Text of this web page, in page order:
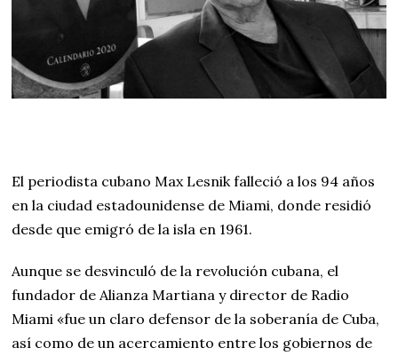
El periodista cubano Max Lesnik falleció a los 94 años
en la ciudad estadounidense de Miami, donde residió
desde que emigró de la isla en 1961.
Aunque se desvinculó de la revolución cubana, el
fundador de Alianza Martiana y director de Radio
Miami «fue un claro defensor de la soberanía de Cuba,
así como de un acercamiento entre los gobiernos de